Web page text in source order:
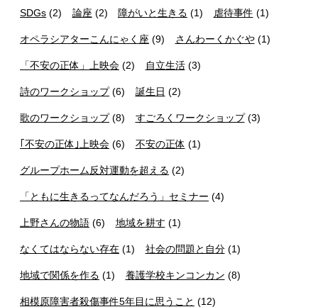
SDGs (2) 論座 (2) 障がいと生きる (1) 虐待事件 (1)
オペラシアターこんにゃく座 (9) さんわーくかぐや(1)
「不安の正体」上映会 (2) 自立生活(3)
詩のワークショップ(6) 誕生日 (2)
歌のワークショップ(8) すごろくワークショップ(3)
｢不安の正体｣上映会 (6) 不安の正体 (1)
グループホーム反対運動を超える (2)
「ともに生きるってなんだろう」セミナー (4)
上野さんの物語 (6) 地域を耕す (1)
なくてはならない存在 (1) 社会の問題と自分(1)
地域で関係を作る (1) 養護学校キンコンカン (8)
相模原障害者殺傷事件5年目に思うこと (12)